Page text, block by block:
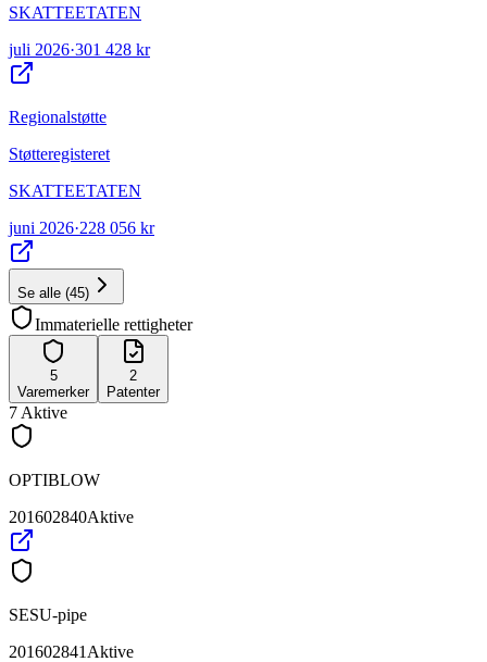
SKATTEETATEN
juli 2026·301 428 kr
Regionalstøtte
Støtteregisteret
SKATTEETATEN
juni 2026·228 056 kr
Se alle (45)
Immaterielle rettigheter
5
Varemerker
2
Patenter
7 Aktive
OPTIBLOW
201602840Aktive
SESU-pipe
201602841 Aktive